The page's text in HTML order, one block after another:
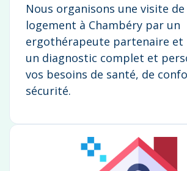
Nous organisons une visite
logement à Chambéry par un
ergothérapeute partenaire et
un diagnostic complet et
vos besoins de santé, de
sécurité.